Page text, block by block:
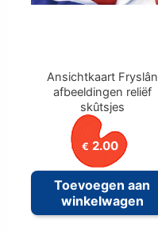
Ansichtkaart Fryslân
afbeeldingen reliëf
skûtsjes
€ 2.00
Toevoegen aan
winkelwagen